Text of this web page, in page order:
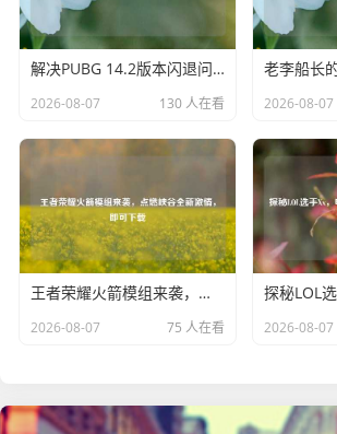
光回顾游戏精彩瞬间时，插曲又能唤起他
的热爱和那些难忘的回忆。
王者荣耀电视插曲以其独特的魅力,成为了
成部分，它们用音乐的力量，为王者荣耀
了更加丰富的情感和灵魂，让玩家们在游
浸在一场场精彩绝伦的音乐盛宴之中，相
者荣耀的不断发展，这些电视插曲也将继
家们书写更多属于自己的游戏传奇。
解决PUBG 14.2版本闪退问题全攻略
2026-08-07 130 人在看 2026-08-07
王者荣耀火箭模组来袭，点燃峡谷全新激情，即可下载
2026-08-07 75 人在看 2026-08-07